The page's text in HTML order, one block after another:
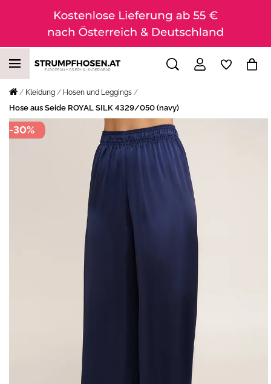
Kleidung Hosen und Leggings
Hose aus Seide ROYAL SILK 4329/050 (navy)
-30%